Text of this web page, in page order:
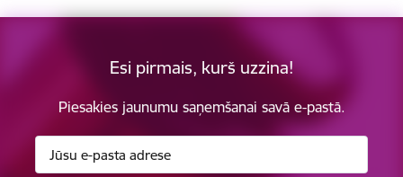
Esi pirmais, kurš uzzina!
Piesakies jaunumu saņemšanai savā e-pastā.